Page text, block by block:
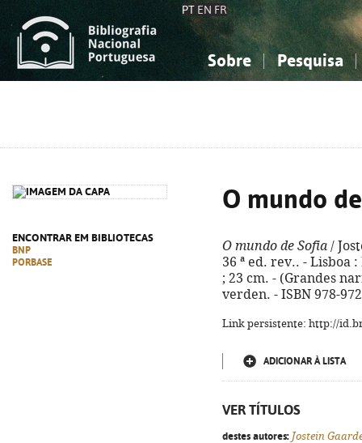
PT EN FR
Sobre Pesquisa
ENCONTRAR EM BIBLIOTECAS
BNP
PORBASE
O mundo
O mundo de Sofia /
36 ª ed. rev.. - Lisboa
; 23 cm. - (Grandes
verden. - ISBN 978-
Link persistente: http://
ADICIONAR À LISTA
VER TÍTULOS
destes autores: Jostein